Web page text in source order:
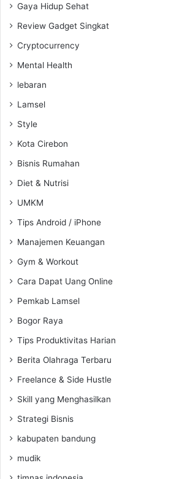
Gaya Hidup Sehat
Review Gadget Singkat
Cryptocurrency
Mental Health
lebaran
Lamsel
Style
Kota Cirebon
Bisnis Rumahan
Diet & Nutrisi
UMKM
Tips Android / iPhone
Manajemen Keuangan
Gym & Workout
Cara Dapat Uang Online
Pemkab Lamsel
Bogor Raya
Tips Produktivitas Harian
Berita Olahraga Terbaru
Freelance & Side Hustle
Skill yang Menghasilkan
Strategi Bisnis
kabupaten bandung
mudik